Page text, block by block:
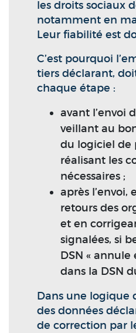
les droits sociaux
notamment en
Leur fiabilité est
C’est pourquoi
tiers déclarant,
chaque étape :
avant l’envoi
veillant au
du logiciel de
réalisant les
nécessaires ;
après l’envoi,
retours des
et en
signalées, si
DSN «
dans la DSN
Dans une logique
des données
de correction par